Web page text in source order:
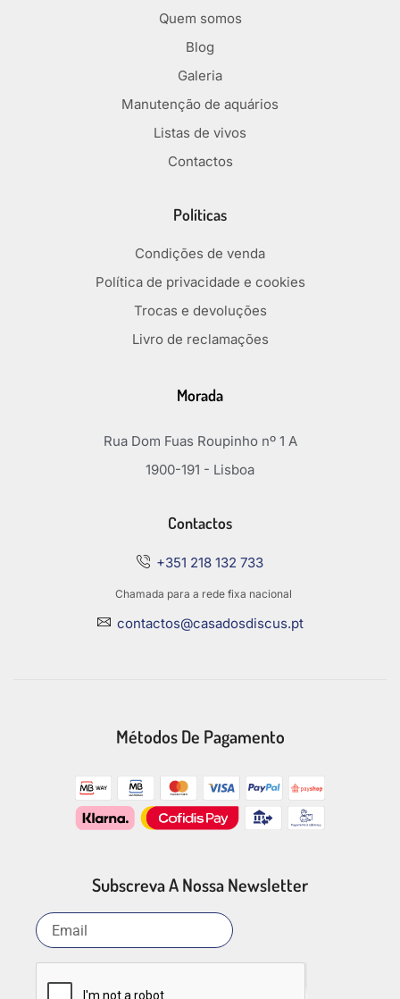
Quem somos
Blog
Galeria
Manutenção de aquários
Listas de vivos
Contactos
Políticas
Condições de venda
Política de privacidade e cookies
Trocas e devoluções
Livro de reclamações
Morada
Rua Dom Fuas Roupinho nº 1 A
1900-191 - Lisboa
Contactos
+351 218 132 733
Chamada para a rede fixa nacional
contactos@casadosdiscus.pt
Métodos De Pagamento
Subscreva A Nossa Newsletter